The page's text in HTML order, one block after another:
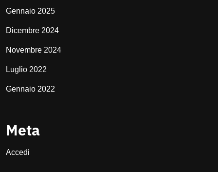
Gennaio 2025
Dicembre 2024
Novembre 2024
Luglio 2022
Gennaio 2022
Meta
Accedi